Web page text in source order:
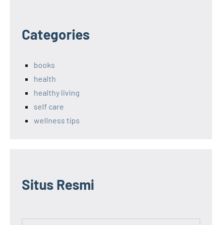
Categories
books
health
healthy living
self care
wellness tips
Situs Resmi